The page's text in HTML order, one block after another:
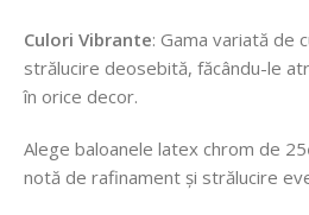
Culori Vibrante: Gama variată de
strălucire deosebită, făcându-le
în orice decor.
Alege baloanele latex chrom de 25
notă de rafinament și strălucire